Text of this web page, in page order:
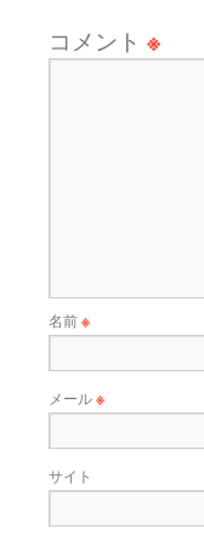
コメント ※
名前※
メール※
サイト